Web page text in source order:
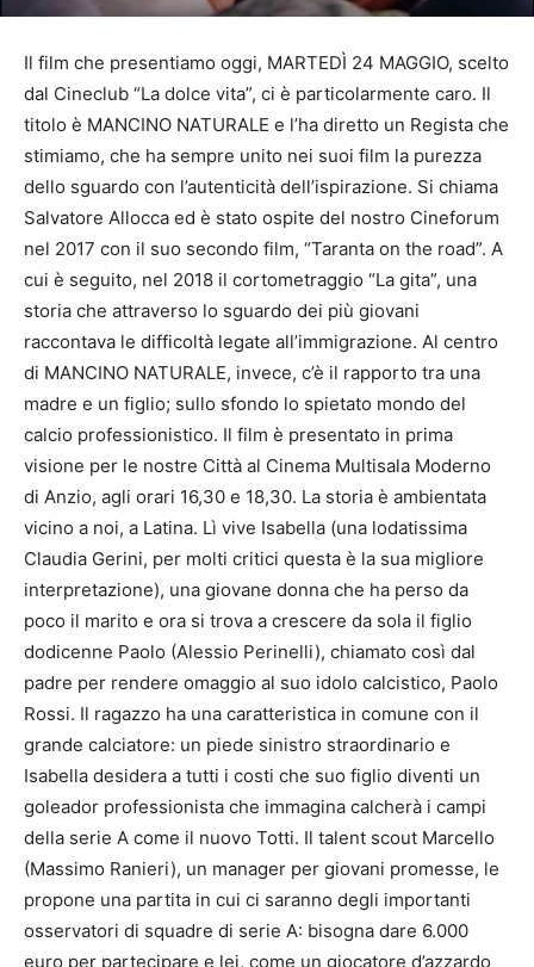
Il film che presentiamo oggi, MARTEDÌ 24 MAGGIO, scelto
dal Cineclub “La dolce vita”, ci è particolarmente caro. Il
titolo è MANCINO NATURALE e l’ha diretto un Regista che
stimiamo, che ha sempre unito nei suoi film la purezza
dello sguardo con l’autenticità dell’ispirazione. Si chiama
Salvatore Allocca ed è stato ospite del nostro Cineforum
nel 2017 con il suo secondo film, “Taranta on the road”. A
cui è seguito, nel 2018 il cortometraggio “La gita”, una
storia che attraverso lo sguardo dei più giovani
raccontava le difficoltà legate all’immigrazione. Al centro
di MANCINO NATURALE, invece, c’è il rapporto tra una
madre e un figlio; sullo sfondo lo spietato mondo del
calcio professionistico. Il film è presentato in prima
visione per le nostre Città al Cinema Multisala Moderno
di Anzio, agli orari 16,30 e 18,30. La storia è ambientata
vicino a noi, a Latina. Lì vive Isabella (una lodatissima
Claudia Gerini, per molti critici questa è la sua migliore
interpretazione), una giovane donna che ha perso da
poco il marito e ora si trova a crescere da sola il figlio
dodicenne Paolo (Alessio Perinelli), chiamato così dal
padre per rendere omaggio al suo idolo calcistico, Paolo
Rossi. Il ragazzo ha una caratteristica in comune con il
grande calciatore: un piede sinistro straordinario e
Isabella desidera a tutti i costi che suo figlio diventi un
goleador professionista che immagina calcherà i campi
della serie A come il nuovo Totti. Il talent scout Marcello
(Massimo Ranieri), un manager per giovani promesse, le
propone una partita in cui ci saranno degli importanti
osservatori di squadre di serie A: bisogna dare 6.000
euro per partecipare e lei, come un giocatore d’azzardo